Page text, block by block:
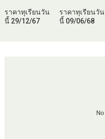
ราคาทุเรียนวัน
นี้ 29/12/67
ราคาทุเรียนวัน
นี้ 09/06/68